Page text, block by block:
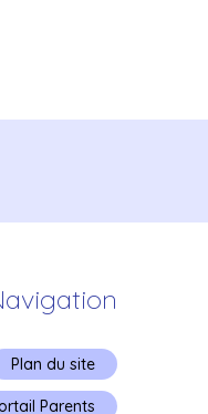
Plan du site
Parents